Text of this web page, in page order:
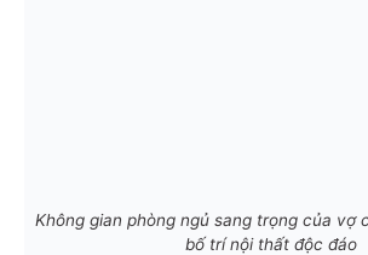
Không gian phòng ngủ sang trọng của vợ
bố trí nội thất độc đáo